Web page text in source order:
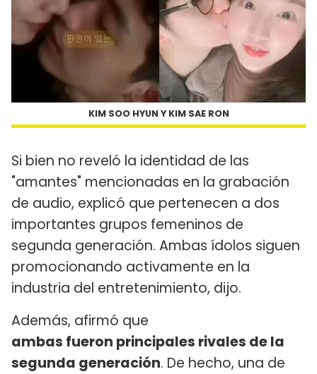
KIM SOO HYUN Y KIM SAE RON
Si bien no reveló la identidad de las
"amantes" mencionadas en la grabación
de audio, explicó que pertenecen a dos
importantes grupos femeninos de
segunda generación. Ambas ídolos siguen
promocionando activamente en la
industria del entretenimiento, dijo.
Además, afirmó que
ambas fueron principales rivales de la
segunda generación. De hecho, una de